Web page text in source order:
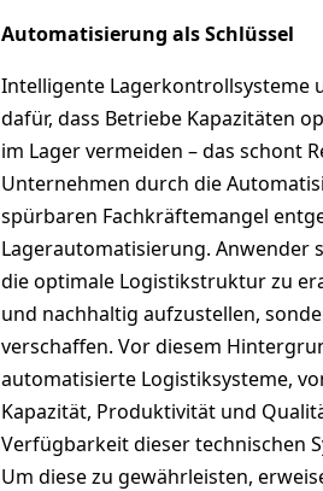
Automatisierung als Schlüssel
Intelligente Lagerkontrollsysteme
dafür, dass Betriebe Kapazitäten
im Lager vermeiden – das schont
Unternehmen durch die
spürbaren Fachkräftemangel
Lagerautomatisierung. Anwender
die optimale Logistikstruktur zu
und nachhaltig aufzustellen,
verschaffen. Vor diesem
automatisierte Logistiksysteme,
Kapazität, Produktivität und
Verfügbarkeit dieser technischen
Um diese zu gewährleisten,